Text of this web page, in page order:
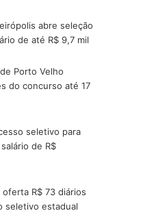
abre seleção
de até R$ 9,7 mil
Porto Velho
do concurso até 17
seletivo para
de R$
oferta R$ 73 diários
seletivo estadual